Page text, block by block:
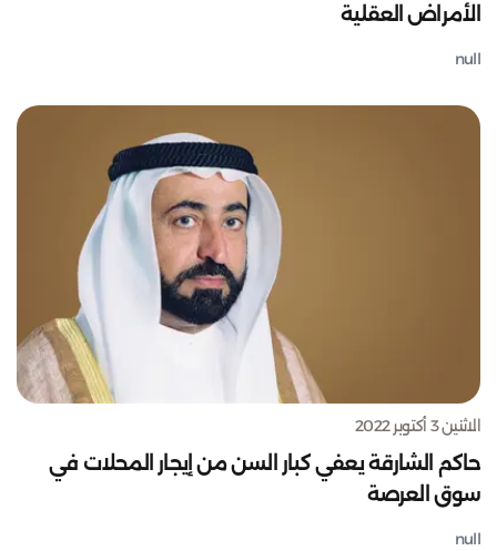
الأمراض العقلية
null
الاثنين 3 أكتوبر 2022
حاكم الشارقة يعفي كبار السن من إيجار المحلات في
سوق العرصة
null